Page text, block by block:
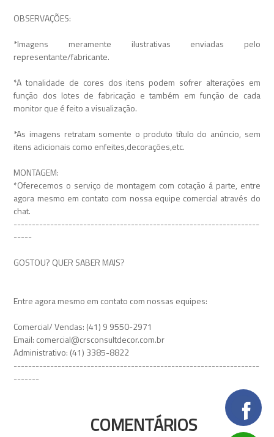
OBSERVAÇÕES:
*Imagens meramente ilustrativas enviadas pelo
representante/fabricante.
*A tonalidade de cores dos itens podem sofrer alterações em
função dos lotes de fabricação e também em função de cada
monitor que é feito a visualização.
*As imagens retratam somente o produto título do anúncio, sem
itens adicionais como enfeites,decorações,etc.
MONTAGEM:
*Oferecemos o serviço de montagem com cotação á parte, entre
agora mesmo em contato com nossa equipe comercial através do
chat.
-------------------------------------------------------------------
-----
GOSTOU? QUER SABER MAIS?
Entre agora mesmo em contato com nossas equipes:
Comercial/ Vendas: (41) 9 9550-2971
Email: comercial@crsconsultdecor.com.br
Administrativo: (41) 3385-8822
-------------------------------------------------------------------
-------
COMENTÁRIOS